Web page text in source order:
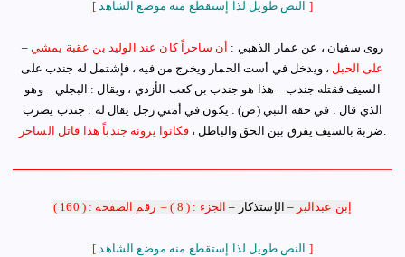
[ النص طويل لذا إستقطع منه موضع الشاهد ]
– روى سفيان ، عن عمار الذهبي : أن ساحراً كان عند الوليد بن عقبة يمشي
على الحبل ، ويدخل في أست الحمار ويخرج من فيه ، فإشتمل له جندب على
السيف فقتله جندب – هذا هو جندب بن كعب الأزدي ، ويقال : البجلي – وهو
الذي قال : في حقه النبي (ص) : يكون في أمتي رجل يقال له : جندب يضرب
ضربة بالسيف يفرق بين الحق والباطل ،فكانوا يرونه جندباً هذا قاتل الساحر .
إبن عبدالبر – الإستذكار – الجزء : ( 8 ) – رقم الصفحة : ( 160 )
[ النص طويل لذا إستقطع منه موضع الشاهد ]